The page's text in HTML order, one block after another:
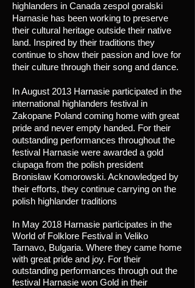
highlanders in Canada zespol goralski
Harnasie has been working to preserve
their cultural heritage outside their native
land. Inspired by their traditions they
continue to show their passion and love for
their culture through their song and dance.
In August 2013 Harnasie participated in the
international highlanders festival in
Zakopane Poland coming home with great
pride and never empty handed. For their
outstanding performances throughout the
festival Harnasie were awarded a gold
ciupaga from the polish president
Bronisław Komorowski. Acknowledged by
their efforts, they continue carrying on the
polish highlander traditions
In May 2018 Harnasie participates in the
World of Folklore Festival in Veliko
Tarnavo, Bulgaria. Where they came home
with great pride and joy. For their
outstanding performances through out the
festival Harnasie won Gold in their